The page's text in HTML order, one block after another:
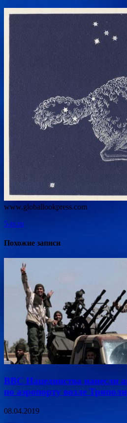
www.globallookpress.com
5-tv.ru
Похожие записи
ВВС Нацединства нанесли
по аэропорту возле Триполи
08.04.2019